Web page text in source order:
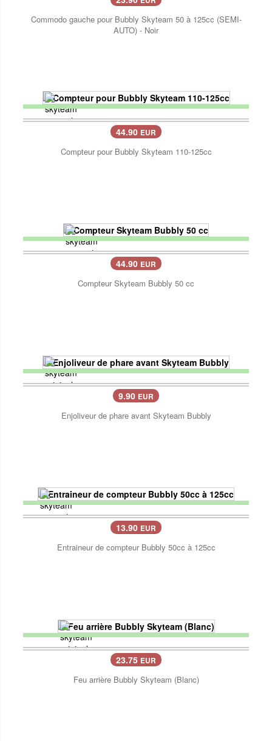
Commodo gauche pour Bubbly Skyteam 50 à 125cc (SEMI-
AUTO) - Noir
44.90 EUR
Compteur pour Bubbly Skyteam 110-125cc
44.90 EUR
Compteur Skyteam Bubbly 50 cc
9.90 EUR
Enjoliveur de phare avant Skyteam Bubbly
13.90 EUR
Entraineur de compteur Bubbly 50cc à 125cc
23.75 EUR
Feu arrière Bubbly Skyteam (Blanc)